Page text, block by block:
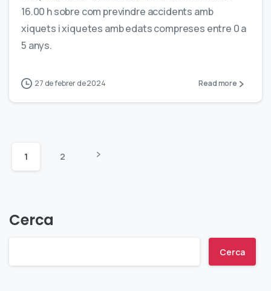
16.00 h sobre com previndre accidents amb
xiquets i xiquetes amb edats compreses entre 0 a
5 anys.
27 de febrer de 2024 Read more
1 2
Cerca
Cerca